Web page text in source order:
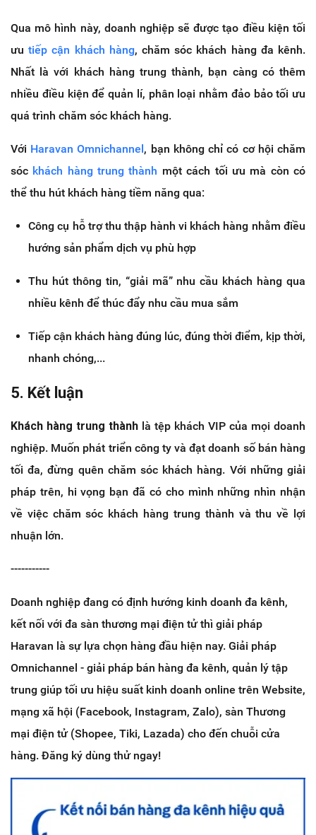
Qua mô hình này, doanh nghiệp sẽ được tạo điều kiện tối
ưutiếp cận khách hàng, chăm sóc khách hàng đa kênh.
Nhất là với khách hàng trung thành, bạn càng có thêm
nhiều điều kiện để quản lí, phân loại nhằm đảo bảo tối ưu
quá trình chăm sóc khách hàng.
Với Haravan Omnichannel , bạn không chỉ có cơ hội chăm
sóc khách hàng trung thành một cách tối ưu mà còn có
thể thu hút khách hàng tiềm năng qua:
Công cụ hỗ trợ thu thập hành vi khách hàng nhằm điều
hướng sản phẩm dịch vụ phù hợp
Thu hút thông tin, “giải mã” nhu cầu khách hàng qua
nhiều kênh để thúc đẩy nhu cầu mua sắm
Tiếp cận khách hàng đúng lúc, đúng thời điểm, kịp thời,
nhanh chóng,...
5. Kết luận
Khách hàng trung thành là tệp khách VIP của mọi doanh
nghiệp. Muốn phát triển công ty và đạt doanh số bán hàng
tối đa, đừng quên chăm sóc khách hàng. Với những giải
pháp trên, hi vọng bạn đã có cho mình những nhìn nhận
về việc chăm sóc khách hàng trung thành và thu về lợi
nhuận lớn.
-----------
Doanh nghiệp đang có định hướng kinh doanh đa kênh,
kết nối với đa sàn thương mại điện tử thì giải pháp
Haravan là sự lựa chọn hàng đầu hiện nay. Giải pháp
Omnichannel - giải pháp bán hàng đa kênh, quản lý tập
trung giúp tối ưu hiệu suất kinh doanh online trên Website,
mạng xã hội (Facebook, Instagram, Zalo), sàn Thương
mại điện tử (Shopee, Tiki, Lazada) cho đến chuỗi cửa
hàng. Đăng ký dùng thử ngay!